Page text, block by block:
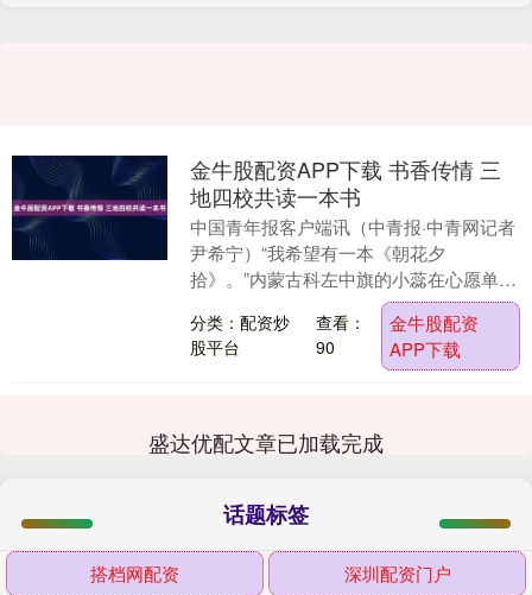
金牛股配资APP下载 书香传情 三
地四校共读一本书
中国青年报客户端讯（中青报·中青网记者
尹希宁）“我希望有一本《朝花夕
拾》。”内蒙古科左中旗的小蕊在心愿单上
写下这句话时，并不知道千里之外的北京
化工大学校园里，....
分类：配资炒
股平台
查看：
90
金牛股配资
APP下载
盛达优配文章已加载完成
话题标签
搭档网配资 深圳配资门户